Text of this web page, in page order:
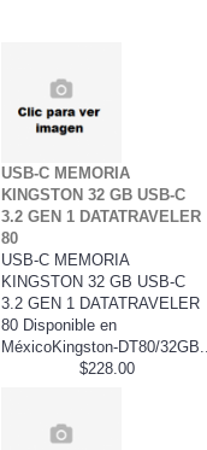
USB-C MEMORIA
KINGSTON 32 GB USB-C
3.2 GEN 1 DATATRAVELER
80
USB-C MEMORIA
KINGSTON 32 GB USB-C
3.2 GEN 1 DATATRAVELER
80 Disponible en
MéxicoKingston-DT80/32GB..
$228.00